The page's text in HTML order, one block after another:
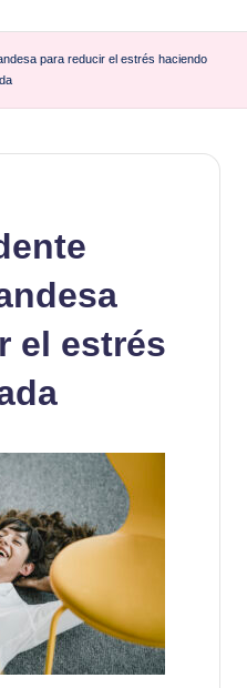
para reducir el estrés haciendo
el estrés